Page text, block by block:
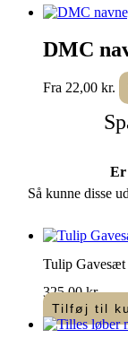
DMC
Fra 22,00 kr.
Er
Så kunne disse
Tulip Gavesæt
325,00kr.
Tilføj til